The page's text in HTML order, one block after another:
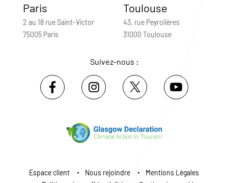
Paris
2 au 18 rue Saint-Victor
75005 Paris
Toulouse
43, rue Peyrolières
31000 Toulouse
Suivez-nous :
Espace client Nous rejoindre
Mentions Légales